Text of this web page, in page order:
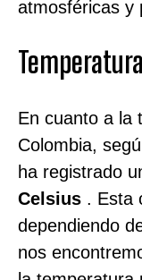
atmosféricas y
En cuanto a la
Colombia,
ha registrado
Celsius . Esta
dependiendo
nos